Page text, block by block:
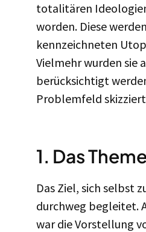
totalitären
worden. Diese
kennzeichneten
Vielmehr wurden sie
berücksichtigt
Problemfeld
1. Das
Das Ziel, sich selbst
durchweg begleitet.
war die Vorstellung